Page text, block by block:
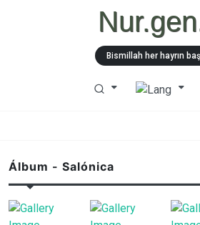
Bismillah her hayrın
Álbum - Salónica